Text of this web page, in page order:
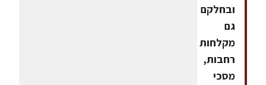
ובחלקם
גם
מקלחות
רחבות,
מסכי